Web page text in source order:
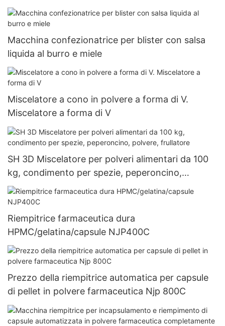
Macchina confezionatrice per blister con salsa
liquida al burro e miele
Miscelatore a cono in polvere a forma di V.
Miscelatore a forma di V
SH 3D Miscelatore per polveri alimentari da 100
kg, condimento per spezie, peperoncino,
polvere, frullatore
Riempitrice farmaceutica dura
HPMC/gelatina/capsule NJP400C
Prezzo della riempitrice automatica per capsule
di pellet in polvere farmaceutica Njp 800C